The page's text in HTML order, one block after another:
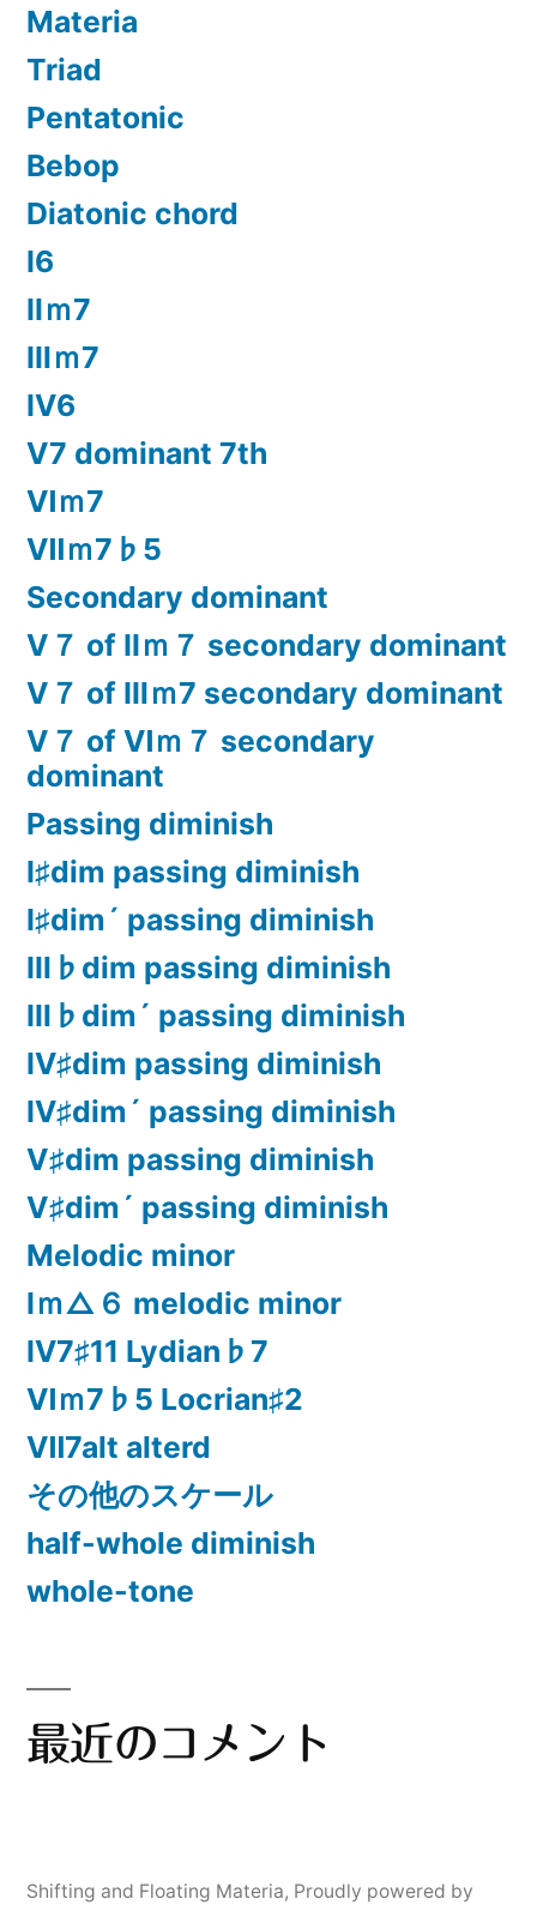
Materia
Triad
Pentatonic
Bebop
Diatonic chord
Ⅰ6
Ⅱｍ7
Ⅲｍ7
Ⅳ6
Ⅴ7 dominant 7th
Ⅵｍ7
Ⅶｍ7♭5
Secondary dominant
Ⅴ７ of Ⅱｍ７ secondary dominant
Ⅴ７ of Ⅲｍ7 secondary dominant
Ⅴ７ of Ⅵｍ７ secondary
dominant
Passing diminish
Ⅰ♯dim passing diminish
Ⅰ♯dim´ passing diminish
Ⅲ♭dim passing diminish
Ⅲ♭dim´ passing diminish
Ⅳ♯dim passing diminish
Ⅳ♯dim´ passing diminish
Ⅴ♯dim passing diminish
Ⅴ♯dim´ passing diminish
Melodic minor
Ⅰｍ△６ melodic minor
Ⅳ7♯11 Lydian♭7
Ⅵｍ7♭5 Locrian♯2
Ⅶ7alt alterd
その他のスケール
half-whole diminish
whole-tone
最近のコメント
Shifting and Floating Materia, Proudly powered by